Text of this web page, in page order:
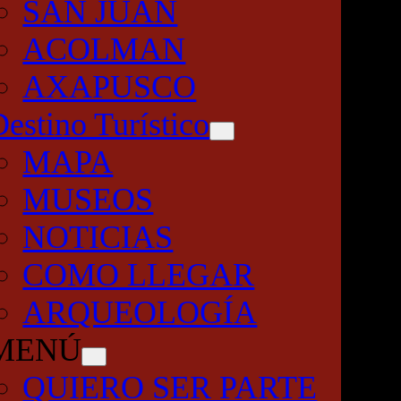
SAN JUAN
ACOLMAN
AXAPUSCO
Turístico
MAPA
MUSEOS
NOTICIAS
COMO LLEGAR
ARQUEOLOGÍA
QUIERO SER PARTE